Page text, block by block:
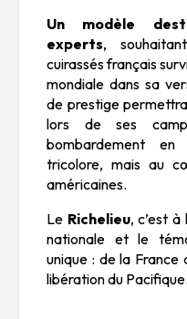
Un modèle
experts,
cuirassés français
mondiale dans sa
de prestige
lors de ses
bombardement en
tricolore, mais au
américaines.
Le Richelieu, c’est
nationale et le
unique : de la
libération du Pacifique.